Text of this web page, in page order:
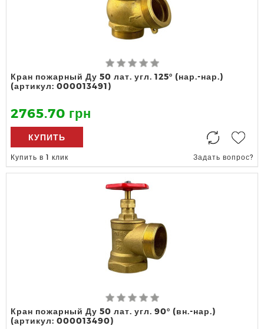
Кран пожарный Ду 50 лат. угл. 125º (нар.-нар.)
(артикул: 000013491)
2765.70 грн
КУПИТЬ
Купить в 1 клик Задать вопрос?
Кран пожарный Ду 50 лат. угл. 90º (вн.-нар.)
(артикул: 000013490)